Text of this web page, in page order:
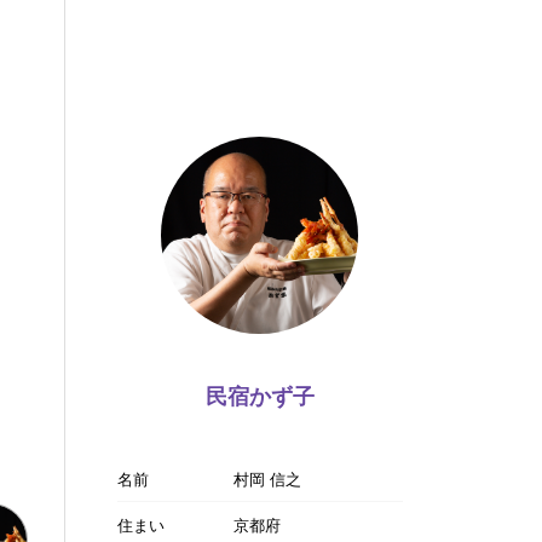
民宿かず子
名前
村岡 信之
住まい
京都府